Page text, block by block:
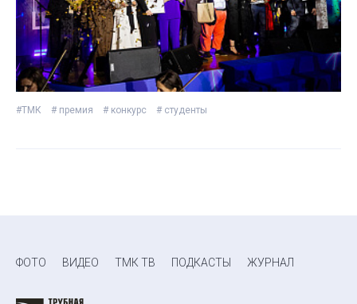
#ТМК # премия # конкурс # студенты
ФОТО ВИДЕО ТМК ТВ ПОДКАСТЫ ЖУРНАЛ